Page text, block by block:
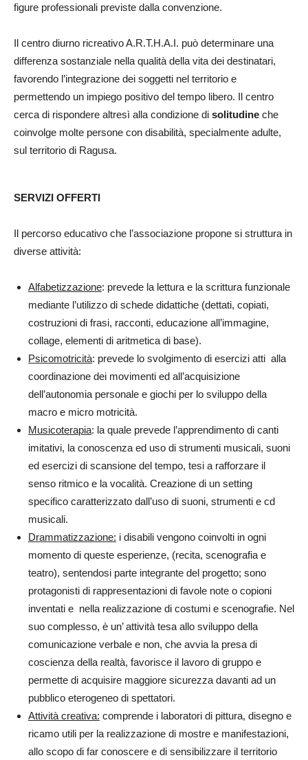
figure professionali previste dalla convenzione.
Il centro diurno ricreativo A.R.T.H.A.I. può determinare una
differenza sostanziale nella qualità della vita dei destinatari,
favorendo l’integrazione dei soggetti nel territorio e
permettendo un impiego positivo del tempo libero. Il centro
cerca di rispondere altresì alla condizione di solitudine che
coinvolge molte persone con disabilità, specialmente adulte,
sul territorio di Ragusa.
SERVIZI OFFERTI
Il percorso educativo che l’associazione propone si struttura in
diverse attività:
Alfabetizzazione: prevede la lettura e la scrittura funzionale
mediante l’utilizzo di schede didattiche (dettati, copiati,
costruzioni di frasi, racconti, educazione all’immagine,
collage, elementi di aritmetica di base).
Psicomotricità: prevede lo svolgimento di esercizi atti alla
coordinazione dei movimenti ed all’acquisizione
dell’autonomia personale e giochi per lo sviluppo della
macro e micro motricità.
Musicoterapia: la quale prevede l’apprendimento di canti
imitativi, la conoscenza ed uso di strumenti musicali, suoni
ed esercizi di scansione del tempo, tesi a rafforzare il
senso ritmico e la vocalità. Creazione di un setting
specifico caratterizzato dall’uso di suoni, strumenti e cd
musicali.
Drammatizzazione: i disabili vengono coinvolti in ogni
momento di queste esperienze, (recita, scenografia e
teatro), sentendosi parte integrante del progetto; sono
protagonisti di rappresentazioni di favole note o copioni
inventati e nella realizzazione di costumi e scenografie. Nel
suo complesso, è un’ attività tesa allo sviluppo della
comunicazione verbale e non, che avvia la presa di
coscienza della realtà, favorisce il lavoro di gruppo e
permette di acquisire maggiore sicurezza davanti ad un
pubblico eterogeneo di spettatori.
Attività creativa: comprende i laboratori di pittura, disegno e
ricamo utili per la realizzazione di mostre e manifestazioni,
allo scopo di far conoscere e di sensibilizzare il territorio